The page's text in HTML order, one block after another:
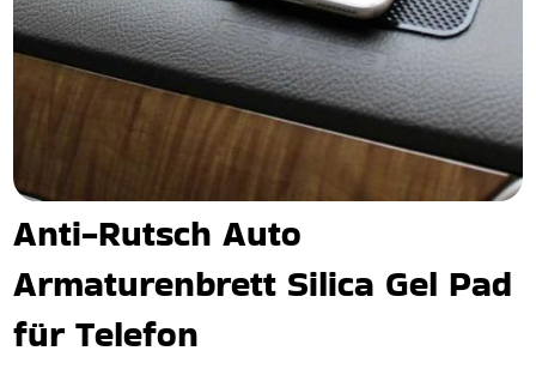
Anti-Rutsch Auto
Armaturenbrett Silica Gel Pad
für Telefon